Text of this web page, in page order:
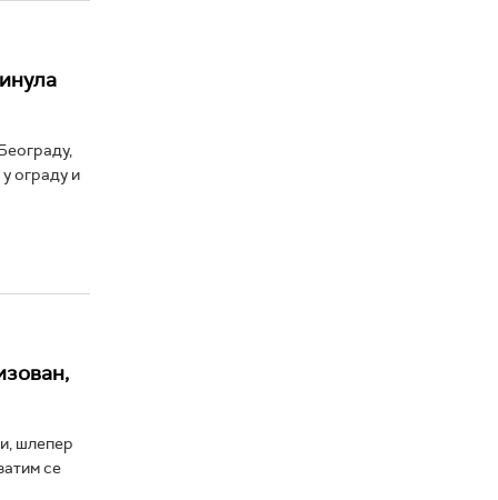
ограду и
шлепер
се